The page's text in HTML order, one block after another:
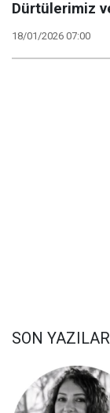
Dürtülerimiz
18/01/2026 07:00
SON YAZILAR